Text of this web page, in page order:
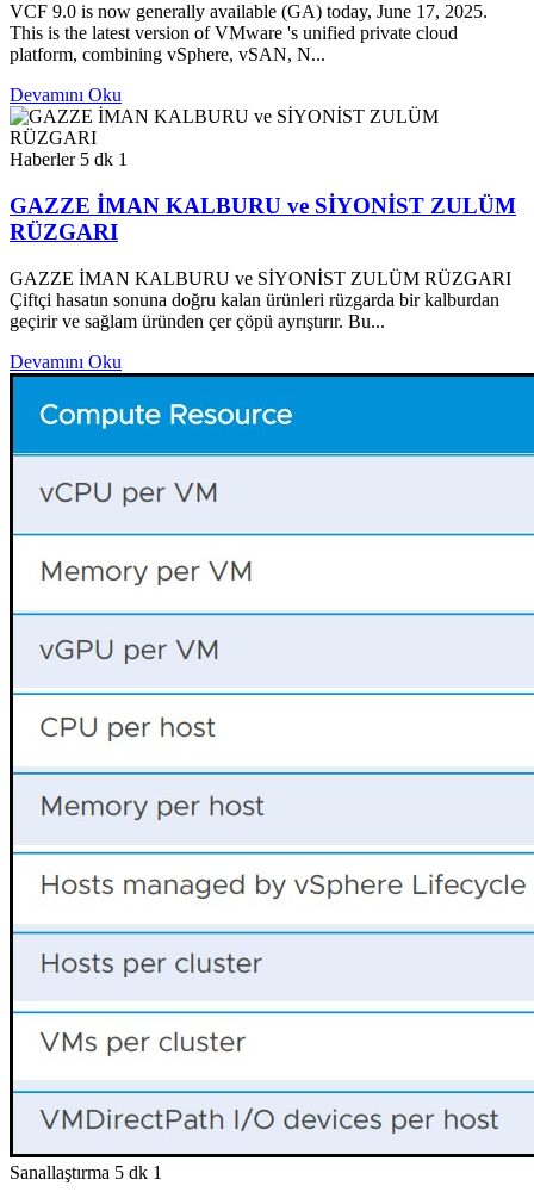
VCF 9.0 is now generally available (GA) today, June 17, 2025.
This is the latest version of VMware 's unified private cloud
platform, combining vSphere, vSAN, N...
Devamını Oku
Haberler 5 dk 1
GAZZE İMAN KALBURU ve SİYONİST ZULÜM
RÜZGARI
GAZZE İMAN KALBURU ve SİYONİST ZULÜM RÜZGARI
Çiftçi hasatın sonuna doğru kalan ürünleri rüzgarda bir kalburdan
geçirir ve sağlam üründen çer çöpü ayrıştırır. Bu...
Devamını Oku
Sanallaştırma 5 dk 1